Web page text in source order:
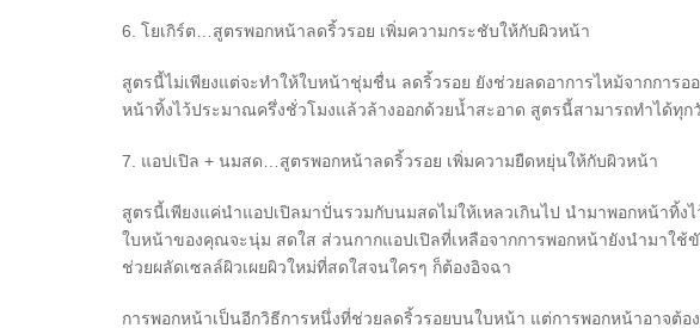
6. โยเกิร์ต…สูตรพอกหน้าลดริ้วรอย เพิ่มความกระชับให้กับผิวหน้า
สูตรนี้ไม่เพียงแต่จะทำให้ใบหน้าชุ่มชื่น ลดริ้วรอย ยังช่วยลดอาการไหม้จากการ
หน้าทิ้งไว้ประมาณครึ่งชั่วโมงแล้วล้างออกด้วยน้ำสะอาด สูตรนี้สามารถทำได้ทุ
7. แอปเปิล + นมสด…สูตรพอกหน้าลดริ้วรอย เพิ่มความยืดหยุ่นให้กับผิวหน้า
สูตรนี้เพียงแค่นำแอปเปิลมาปั่นรวมกับนมสดไม่ให้เหลวเกินไป นำมาพอกหน้าทิ้
ใบหน้าของคุณจะนุ่ม สดใส ส่วนกากแอปเปิลที่เหลือจากการพอกหน้ายังนำมาใช้
ช่วยผลัดเซลล์ผิวเผยผิวใหม่ที่สดใสจนใครๆ ก็ต้องอิจฉา
การพอกหน้าเป็นอีกวิธีการหนึ่งที่ช่วยลดริ้วรอยบนใบหน้า แต่การพอกหน้าอาจต้อ